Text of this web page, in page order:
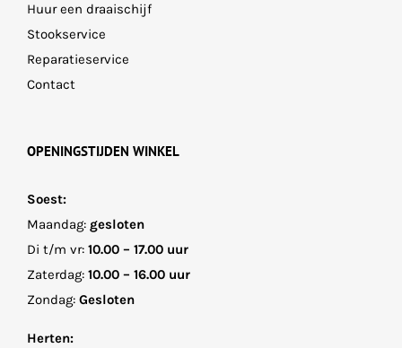
Huur een draaischijf
Stookservice
Reparatieservice
Contact
OPENINGSTIJDEN WINKEL
Soest:
Maandag: gesloten
Di t/m vr: 10.00 – 17.00 uur
Zaterdag: 10.00 – 16.00 uur
Zondag: Gesloten
Herten: